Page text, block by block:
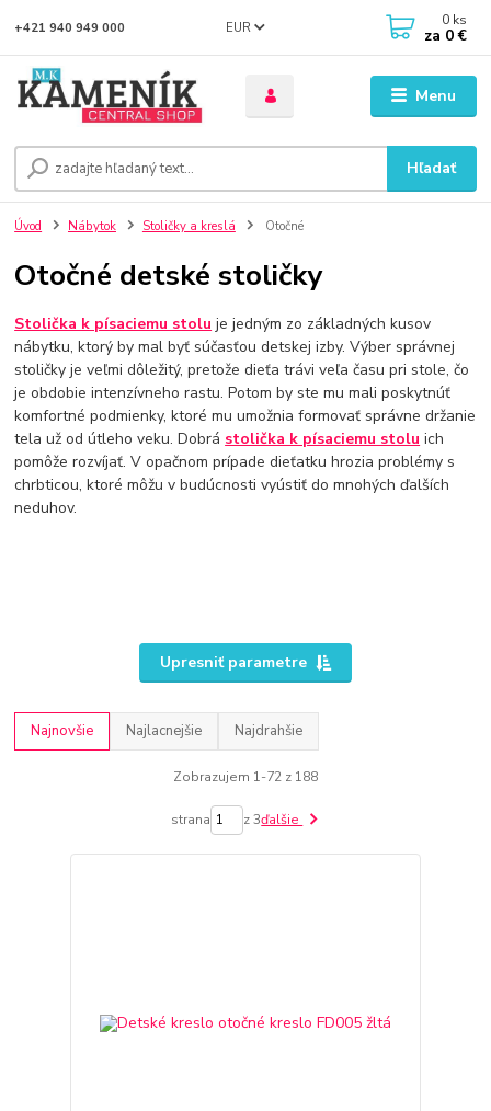
Menu
EUR
Hľadať
+421 940 949 000 0 ks
za 0 €
Úvod Nábytok Stoličky a kreslá Otočné
Otočné detské stoličky
Stolička k písaciemu stolu je jedným zo základných kusov
nábytku, ktorý by mal byť súčasťou detskej izby. Výber správnej
stoličky je veľmi dôležitý, pretože dieťa trávi veľa času pri stole, čo
je obdobie intenzívneho rastu. Potom by ste mu mali poskytnúť
komfortné podmienky, ktoré mu umožnia formovať správne držanie
tela už od útleho veku. Dobrá stolička k písaciemu stolu ich
pomôže rozvíjať. V opačnom prípade dieťatku hrozia problémy s
chrbticou, ktoré môžu v budúcnosti vyústiť do mnohých ďalších
neduhov.
Upresniť parametre
Najnovšie Najlacnejšie Najdrahšie
Zobrazujem 1-72 z 188
strana z 3ďalšie